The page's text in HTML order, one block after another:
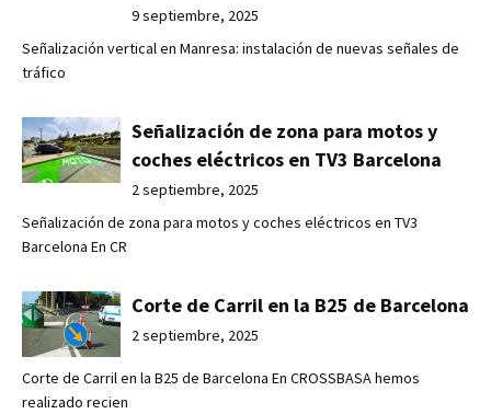
9 septiembre, 2025
Señalización vertical en Manresa: instalación de nuevas señales de
tráfico
Señalización de zona para motos y
coches eléctricos en TV3 Barcelona
2 septiembre, 2025
Señalización de zona para motos y coches eléctricos en TV3
Barcelona En CR
Corte de Carril en la B25 de Barcelona
2 septiembre, 2025
Corte de Carril en la B25 de Barcelona En CROSSBASA hemos
realizado recien